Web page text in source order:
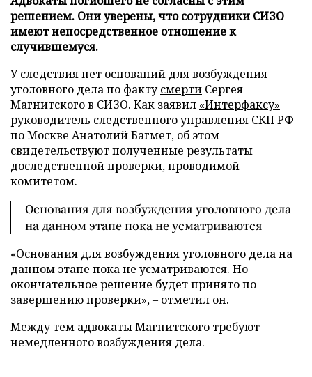
решением. Они уверены, что сотрудники СИЗО
имеют непосредственное отношение к
случившемуся.
У следствия нет оснований для возбуждения
уголовного дела по фактусмерти Сергея
Магнитского в СИЗО. Как заявил «Интерфаксу»
руководитель следственного управления СКП РФ
по Москве Анатолий Багмет, об этом
свидетельствуют полученные результаты
доследственной проверки, проводимой
комитетом.
Основания для возбуждения уголовного дела
на данном этапе пока не усматриваются
«Основания для возбуждения уголовного дела на
данном этапе пока не усматриваются. Но
окончательное решение будет принято по
завершению проверки», – отметил он.
Между тем адвокаты Магнитского требуют
немедленного возбуждения дела.